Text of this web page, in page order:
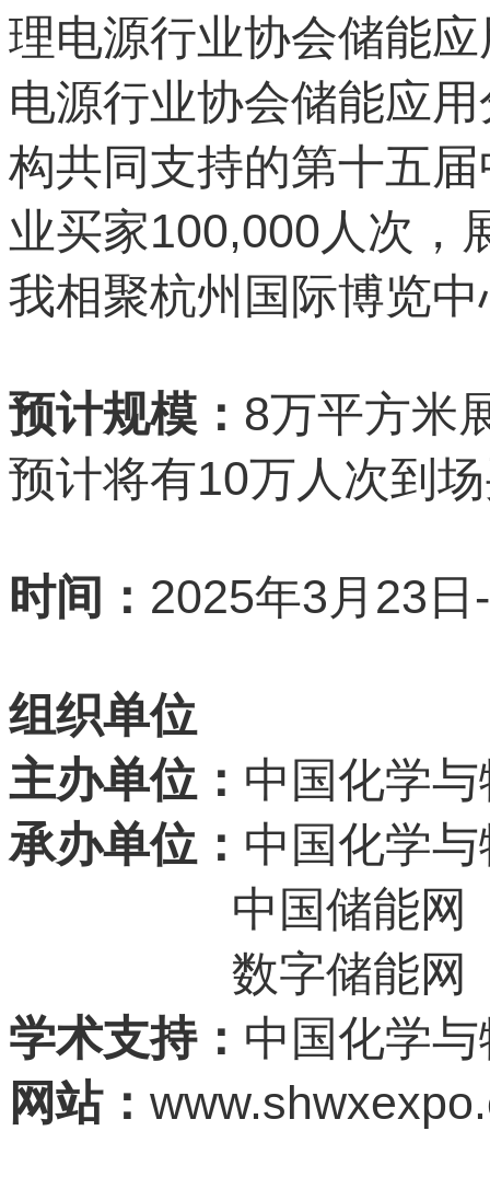
理电源行业协会储能
电源行业协会储能应
构共同支持的第十五
业买家100,000人次，
我相聚杭州国际博览
预计规模： 8万平方米
预计将有10万人次到
时间： 2025年3 月 23 日
组织单位
主办单位： 中国化学
承办单位： 中国化学
中国储能网
数字储能网
学术支持： 中国化学
网站：